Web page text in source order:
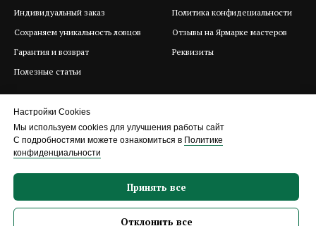
Настройки Cookies
Мы используем cookies для улучшения работы сайт
С подробностями можете ознакомиться в Политике
конфиденциальности
Принять все
Отклонить все
Индивидуальный заказ
Сохраняем уникальность ловцов
Гарантия и возврат
Полезные статьи
Политика конфидециальности
Отзывы на Ярмарке мастеров
Реквизиты